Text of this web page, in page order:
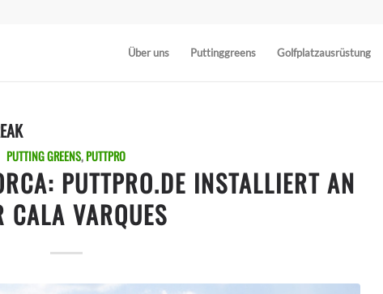
Über uns Puttinggreens Golfplatzausrüstung
PUTTING GREENS,PUTTPRO
PUTTPRO.DE INSTALLIERT AN
CALA VARQUES